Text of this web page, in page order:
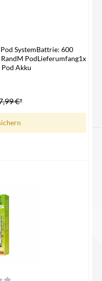
SystemBattrie: 600
PodLieferumfang1x
Akku
€*